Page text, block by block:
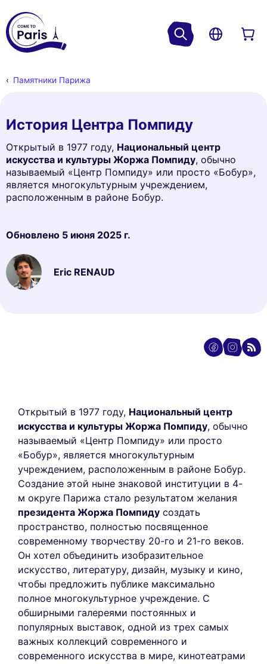
Памятники Парижа
История Центра Помпиду
Открытый в 1977 году, Национальный центр
искусства и культуры Жоржа Помпиду, обычно
называемый «Центр Помпиду» или просто «Бобур»,
является многокультурным учреждением,
расположенным в районе Бобур.
Обновлено 5 июня 2025 г.
Eric RENAUD
Открытый в 1977 году, Национальный центр
искусства и культуры Жоржа Помпиду, обычно
называемый «Центр Помпиду» или просто
«Бобур», является многокультурным
учреждением, расположенным в районе Бобур.
Создание этой ныне знаковой институции в 4-
м округе Парижа стало результатом желания
президента Жоржа Помпиду создать
пространство, полностью посвященное
современному творчеству 20-го и 21-го веков.
Он хотел объединить изобразительное
искусство, литературу, дизайн, музыку и кино,
чтобы предложить публике максимально
полное многокультурное учреждение. С
обширными галереями постоянных и
популярных выставок, одной из трех самых
важных коллекций современного и
современного искусства в мире, кинотеатрами